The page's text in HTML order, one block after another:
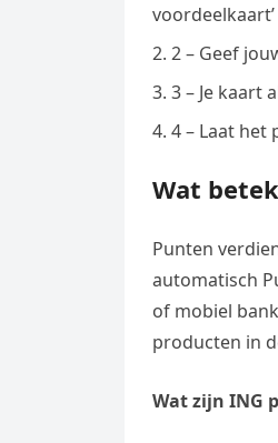
2 – Geef
3 – Je kaart
4 – Laat het
Wat
Punten
automatisch
of mobiel
producten in
Wat zijn ING